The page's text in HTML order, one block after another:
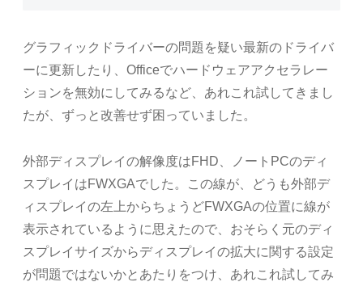
グラフィックドライバーの問題を疑い最新のドライバ
ーに更新したり、Officeでハードウェアアクセラレー
ションを無効にしてみるなど、あれこれ試してきまし
たが、ずっと改善せず困っていました。
外部ディスプレイの解像度はFHD、ノートPCのディ
スプレイはFWXGAでした。この線が、どうも外部デ
ィスプレイの左上からちょうどFWXGAの位置に線が
表示されているように思えたので、おそらく元のディ
スプレイサイズからディスプレイの拡大に関する設定
が問題ではないかとあたりをつけ、あれこれ試してみ